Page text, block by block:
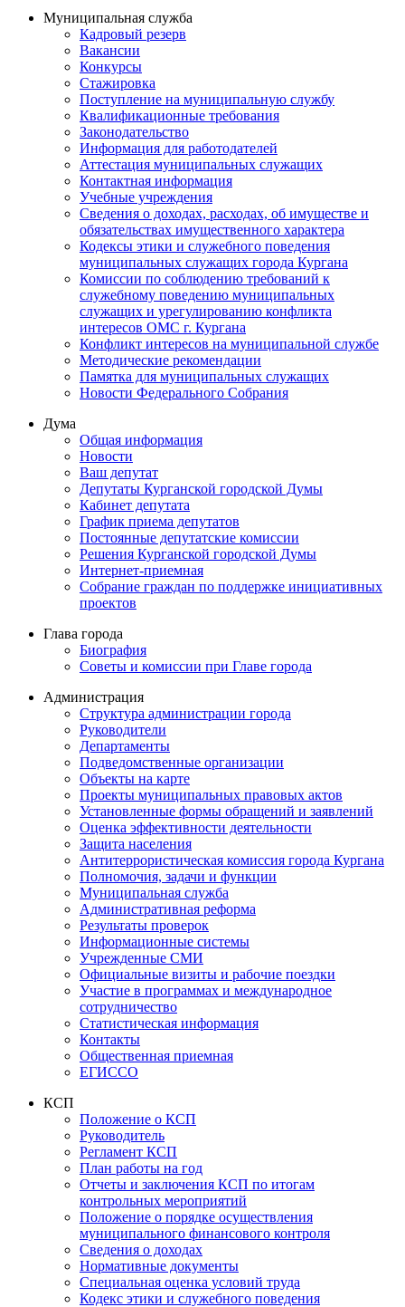
Муниципальная служба
Кадровый резерв
Вакансии
Конкурсы
Стажировка
Поступление на муниципальную службу
Квалификационные требования
Законодательство
Информация для работодателей
Аттестация муниципальных служащих
Контактная информация
Учебные учреждения
Сведения о доходах, расходах, об имуществе и
обязательствах имущественного характера
Кодексы этики и служебного поведения
муниципальных служащих города Кургана
Комиссии по соблюдению требований к
служебному поведению муниципальных
служащих и урегулированию конфликта
интересов ОМС г. Кургана
Конфликт интересов на муниципальной службе
Методические рекомендации
Памятка для муниципальных служащих
Новости Федерального Cобрания
Дума
Общая информация
Новости
Ваш депутат
Депутаты Курганской городской Думы
Кабинет депутата
График приема депутатов
Постоянные депутатские комиссии
Решения Курганской городской Думы
Интернет-приемная
Собрание граждан по поддержке инициативных
проектов
Глава города
Биография
Советы и комиссии при Главе города
Администрация
Структура администрации города
Руководители
Департаменты
Подведомственные организации
Объекты на карте
Проекты муниципальных правовых актов
Установленные формы обращений и заявлений
Оценка эффективности деятельности
Защита населения
Антитеррористическая комиссия города Кургана
Полномочия, задачи и функции
Муниципальная служба
Административная реформа
Результаты проверок
Информационные системы
Учрежденные СМИ
Официальные визиты и рабочие поездки
Участие в программах и международное
сотрудничество
Статистическая информация
Контакты
Общественная приемная
ЕГИССО
КСП
Положение о КСП
Руководитель
Регламент КСП
План работы на год
Отчеты и заключения КСП по итогам
контрольных мероприятий
Положение о порядке осуществления
муниципального финансового контроля
Сведения о доходах
Нормативные документы
Специальная оценка условий труда
Кодекс этики и служебного поведения